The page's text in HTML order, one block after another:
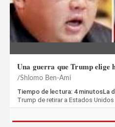
Una guerra que Trump elige
Shlomo Ben-Ami
Tiempo de lectura: 4 minutosLa
Trump de retirar a Estados